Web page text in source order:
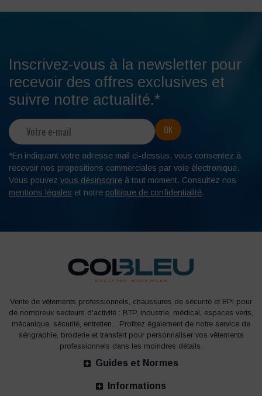
Inscrivez-vous à la newsletter pour
recevoir des offres exclusives et
suivre notre actualité.*
*En indiquant votre adresse mail ci-dessus, vous consentez à
recevoir nos propositions commerciales par voie électronique.
Vous pouvez vous désinscrire à tout moment. Consultez nos
mentions légales et notre politique de confidentialité.
Vente de vêtements professionnels, chaussures de sécurité et EPI pour
de nombreux secteurs d'activité : BTP, industrie, médical, espaces verts,
mécanique, sécurité, entretien... Profitez également de notre service de
sérigraphie, broderie et transfert pour personnaliser vos vêtements
professionnels dans les moindres détails.
Guides et Normes
Informations